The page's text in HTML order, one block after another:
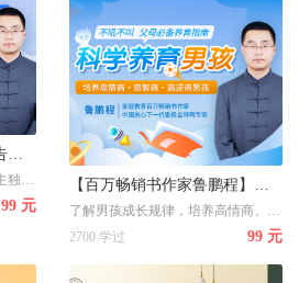
【成绩暴增作业辅导法】告别“吼叫式”作业辅导，轻松陪娃写作业
不打不骂，成绩暴增，陪出自主独立聪明娃
99 元
2700 学过
99 元